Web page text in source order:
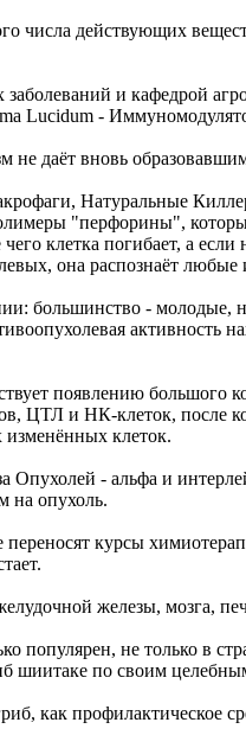
числа действующих
и кафедрой
Lucidum -
даёт вновь
Натуральные
"перфорины",
клетка погибает, а
она распознаёт
большинство -
появлению
ЦТЛ и НК-клеток, после
клеток.
- альфа и
на опухоль.
курсы
железы, мозга,
популярен, не только в
шиитаке по своим
как профилактическое